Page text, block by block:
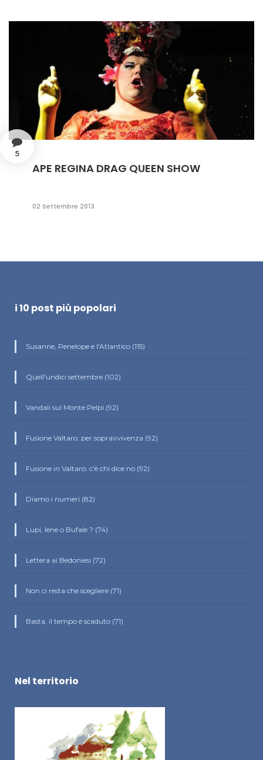
5
APE REGINA DRAG QUEEN SHOW
02 Settembre 2013
i 10 post più popolari
Susanne, Penelope e l'Atlantico (115)
Quell'undici settembre (102)
Vandali sul Monte Pelpi (92)
Fusione Valtaro: per sopravvivenza (92)
Fusione in Valtaro: c'è chi dice no (92)
Diamo i numeri (82)
Lupi, Iene o Bufale ? (74)
Lettera ai Bedoniesi (72)
Non ci resta che scegliere (71)
Basta, il tempo è scaduto (71)
Nel territorio